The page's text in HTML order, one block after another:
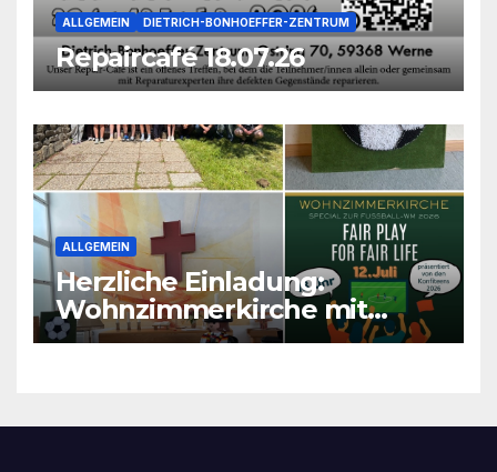
ALLGEMEIN DIETRICH-BONHOEFFER-ZENTRUM
Repaircafé 18.07.26
ALLGEMEIN
Herzliche Einladung:
Wohnzimmerkirche mit
unseren Konfis